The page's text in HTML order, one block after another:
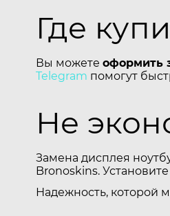
Где
Вы можете оформить
Telegram помогут
Не
Замена дисплея
Bronoskins.
Надежность, которой